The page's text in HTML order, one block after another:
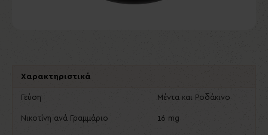
Χαρακτηριστικά
Γεύση Μέντα και Ροδάκινο
Νικοτίνη ανά Γραμμάριο 16 mg